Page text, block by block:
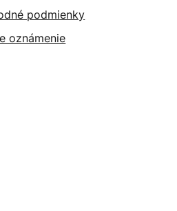
podmienky
oznámenie